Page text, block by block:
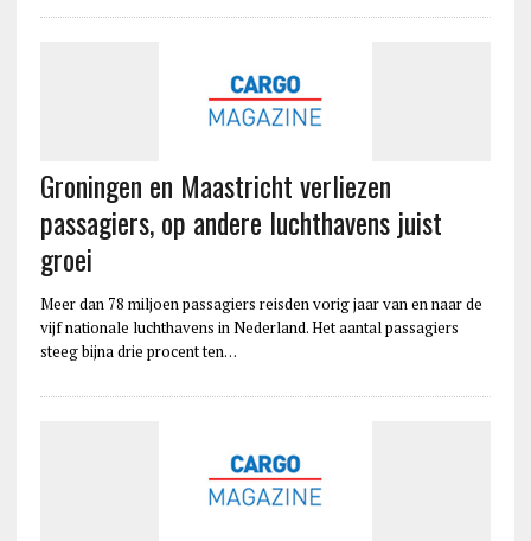
Groningen en Maastricht verliezen
passagiers, op andere luchthavens juist
groei
Meer dan 78 miljoen passagiers reisden vorig jaar van en naar de
vijf nationale luchthavens in Nederland. Het aantal passagiers
steeg bijna drie procent ten…